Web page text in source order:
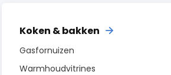
Koken & bakken
Gasfornuizen
Warmhoudvitrines